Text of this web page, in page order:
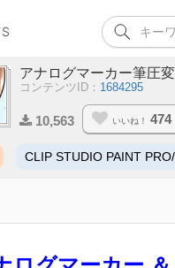
アナログマーカー筆圧
コンテンツID： 1684295
10,563 いいね！ 474
CLIP STUDIO PAINT